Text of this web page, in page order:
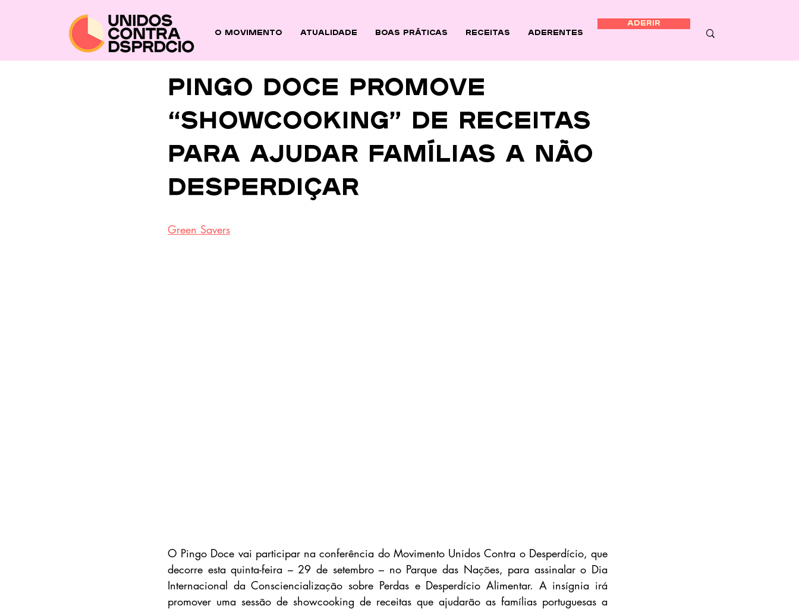
O Movimento ATUALIDADE BOAS PRÁTICAS Receitas Aderentes
ADERIR
Pingo Doce promove
“showcooking” de receitas
para ajudar famílias a não
desperdiçar
Green Savers
O Pingo Doce vai participar na conferência do Movimento Unidos Contra o Desperdício, que
decorre esta quinta-feira – 29 de setembro – no Parque das Nações, para assinalar o Dia
Internacional da Consciencialização sobre Perdas e Desperdício Alimentar. A insígnia irá
promover uma sessão de showcooking de receitas que ajudarão as famílias portuguesas a